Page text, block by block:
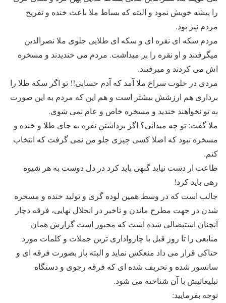
را پیشه خویش نمود و البته که بساط ملا باعث خنده و تفریح
مردم نیز بود.
مردم سکه ای نقره ای و سکه ای طلایی جلوی ملا نصرالدین
میگرفتند و او نقره را بر میداشت. مردم می خندیدند و مسخره
اش می کردند و میرفتند.
مردی در خلوت سراغ ملا آمد که آدم حسابی!! تو اگر سکه طلا را
برداری هم ارزشش بیشتر است و هم این که مردم به این صورت
به تو نخواهند خندید و مسخره خاص و عام نمی شوی.
ملا گفت: تو چه میدانی؟ اگر برداشتن نقره به جای طلا و خنده و
مسخره نبود که اصلا کسی چیزی جلو من نمی گرفت که انتخاب
کنم.
طاعت ار دست نیاید گنهی باید کرد در دل دوست به هر شیوه
رهی باید کرد!
جالب است که در وسط همین لوده گری و تولید خنده و مسخره
شدن در جهت مطرح ماندن و تاخیر در انحلال نهایی، فرقه دچار
آنچنان استیصالی شده است که مجبور است گزارش همان
منابعی را تا روز قبل با چارواداری ترین جملات و کلمات مورد
حتاکی قرار می داد منعکس نماید و البته باز بصورت فرقه ای و
سانسور شده و تحریف شده ای که فرقه رجوی و دستگاه
تبلیغاتیش با آن شناخته می شود.
توجه بفرمایید: